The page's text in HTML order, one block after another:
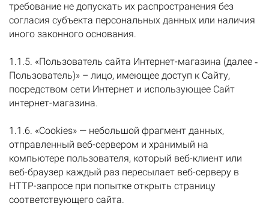
требование не допускать их распространения без
согласия субъекта персональных данных или наличия
иного законного основания.
1.1.5. «Пользователь сайта Интернет-магазина (далее ‑
Пользователь)» – лицо, имеющее доступ к Сайту,
посредством сети Интернет и использующее Сайт
интернет-магазина.
1.1.6. «Cookies» — небольшой фрагмент данных,
отправленный веб-сервером и хранимый на
компьютере пользователя, который веб-клиент или
веб-браузер каждый раз пересылает веб-серверу в
HTTP-запросе при попытке открыть страницу
соответствующего сайта.